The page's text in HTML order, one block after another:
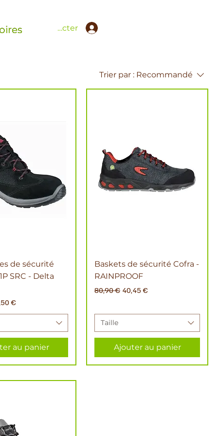
Se connecter
Trier par : Recommandé
de sécurité
SRC - Delta
promotionnel
€
au panier
Baskets de sécurité Cofra -
RAINPROOF
Prix original
80,90 € Prix promotionnel
40,45 €
Taille
Ajouter au panier